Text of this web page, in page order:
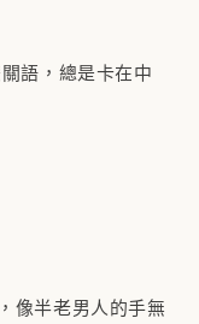
語，總是卡在中
像半老男人的手無